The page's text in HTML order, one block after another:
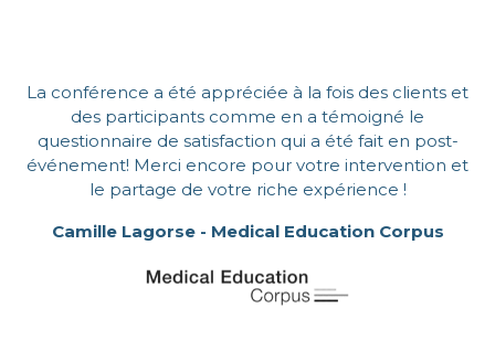
La conférence a été appréciée à la fois des clients et
des participants comme en a témoigné le
questionnaire de satisfaction qui a été fait en post-
événement! Merci encore pour votre intervention et
le partage de votre riche expérience !
Camille Lagorse - Medical Education Corpus